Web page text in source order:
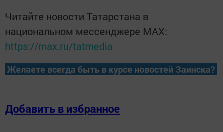
Читайте новости Татарстана в
национальном мессенджере MАХ:
https://max.ru/tatmedia
Желаете всегда быть в курсе новостей Заинска?
Добавить в избранное